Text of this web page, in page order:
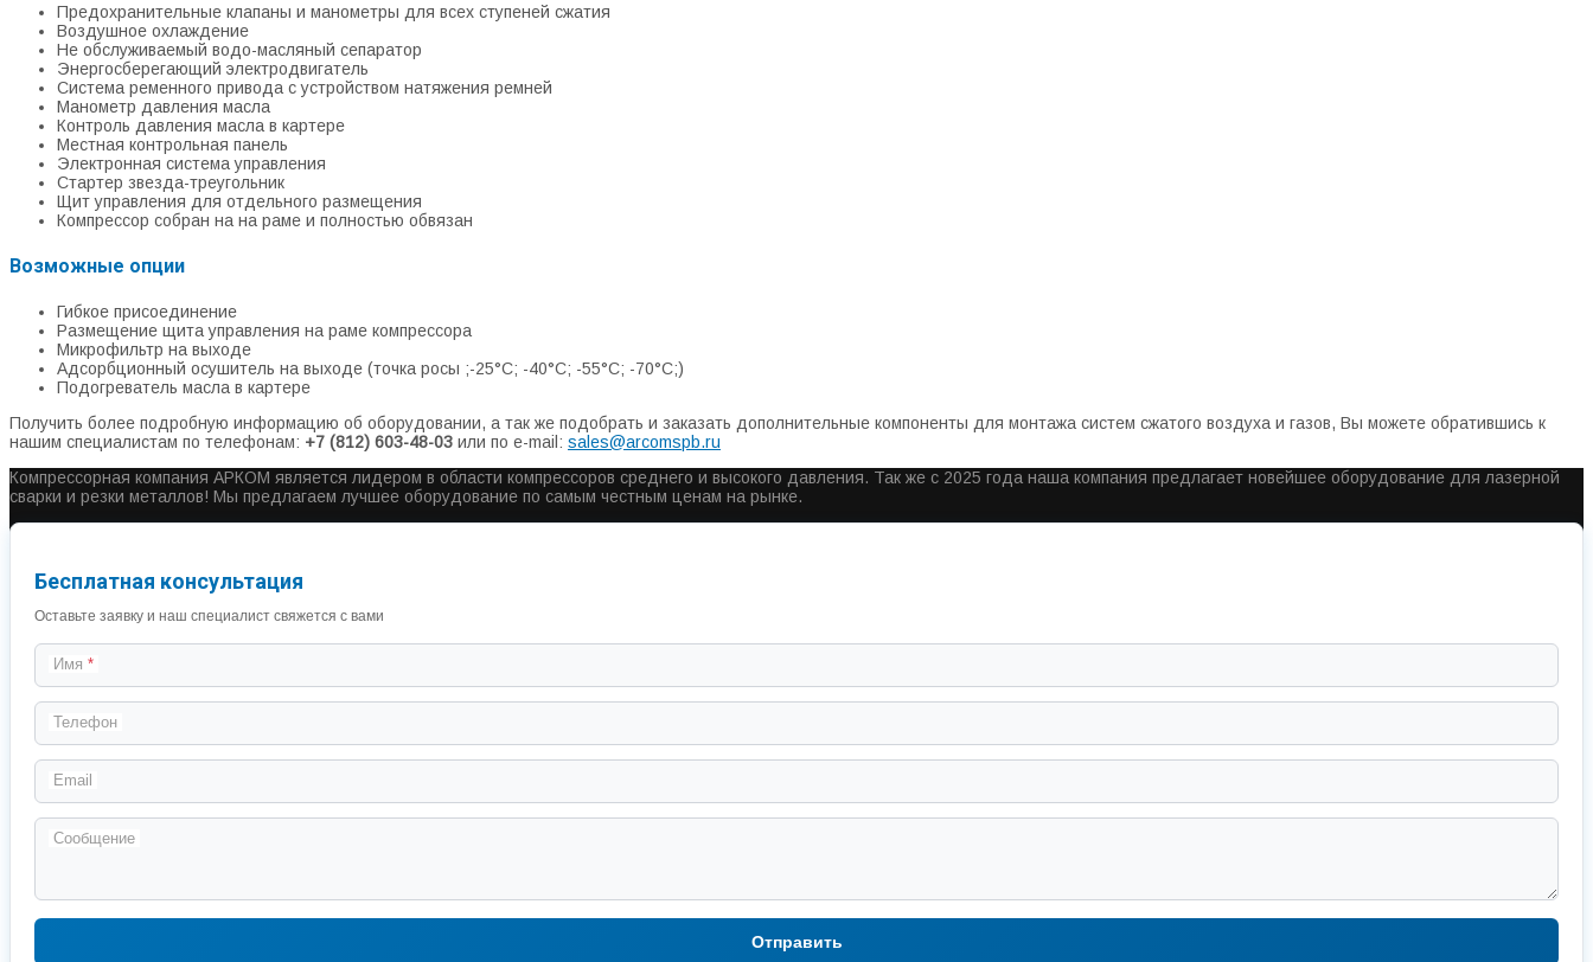
Предохранительные клапаны и манометры для всех ступеней сжатия
Воздушное охлаждение
Не обслуживаемый водо-масляный сепаратор
Энергосберегающий электродвигатель
Система ременного привода с устройством натяжения ремней
Манометр давления масла
Контроль давления масла в картере
Местная контрольная панель
Электронная система управления
Стартер звезда-треугольник
Щит управления для отдельного размещения
Компрессор собран на на раме и полностью обвязан
Возможные опции
Гибкое присоединение
Размещение щита управления на раме компрессора
Микрофильтр на выходе
Адсорбционный осушитель на выходе (точка росы ;-25°С; -40°С; -55°С; -70°С;)
Подогреватель масла в картере
Получить более подробную информацию об оборудовании, а так же подобрать и заказать дополнительные компоненты для монтажа систем сжатого воздуха и газов, Вы можете обратившись к
нашим специалистам по телефонам: +7 (812) 603-48-03 или по e-mail: sales@arcomspb.ru
Компрессорная компания АРКОМ является лидером в области компрессоров среднего и высокого давления. Так же с 2025 года наша компания предлагает новейшее оборудование для лазерной
сварки и резки металлов! Мы предлагаем лучшее оборудование по самым честным ценам на рынке.
Бесплатная консультация
Оставьте заявку и наш специалист свяжется с вами
Имя
Телефон
Email
Сообщение
Отправить